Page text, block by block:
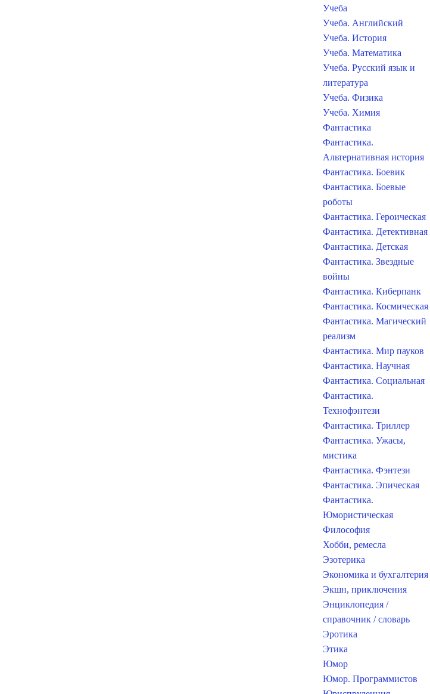
Учеба
Учеба. Английский
Учеба. История
Учеба. Математика
Учеба. Русский язык и
литература
Учеба. Физика
Учеба. Химия
Фантастика
Фантастика.
Альтернативная история
Фантастика. Боевик
Фантастика. Боевые
роботы
Фантастика. Героическая
Фантастика. Детективная
Фантастика. Детская
Фантастика. Звездные
войны
Фантастика. Киберпанк
Фантастика. Космическая
Фантастика. Магический
реализм
Фантастика. Мир пауков
Фантастика. Научная
Фантастика. Социальная
Фантастика.
Технофэнтези
Фантастика. Триллер
Фантастика. Ужасы,
мистика
Фантастика. Фэнтези
Фантастика. Эпическая
Фантастика.
Юмористическая
Философия
Хобби, ремесла
Эзотерика
Экономика и бухгалтерия
Экшн, приключения
Энциклопедия /
справочник / словарь
Эротика
Этика
Юмор
Юмор. Программистов